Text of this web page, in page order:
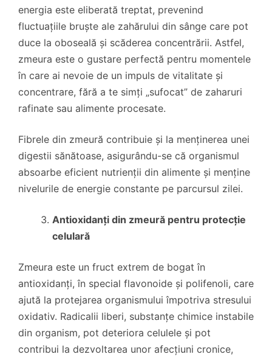
energia este eliberată treptat, prevenind
fluctuațiile bruște ale zahărului din sânge care pot
duce la oboseală și scăderea concentrării. Astfel,
zmeura este o gustare perfectă pentru momentele
în care ai nevoie de un impuls de vitalitate și
concentrare, fără a te simți „sufocat” de zaharuri
rafinate sau alimente procesate.
Fibrele din zmeură contribuie și la menținerea unei
digestii sănătoase, asigurându-se că organismul
absoarbe eficient nutrienții din alimente și menține
nivelurile de energie constante pe parcursul zilei.
Antioxidanți din zmeură pentru protecție
celulară
Zmeura este un fruct extrem de bogat în
antioxidanți, în special flavonoide și polifenoli, care
ajută la protejarea organismului împotriva stresului
oxidativ. Radicalii liberi, substanțe chimice instabile
din organism, pot deteriora celulele și pot
contribui la dezvoltarea unor afecțiuni cronice,